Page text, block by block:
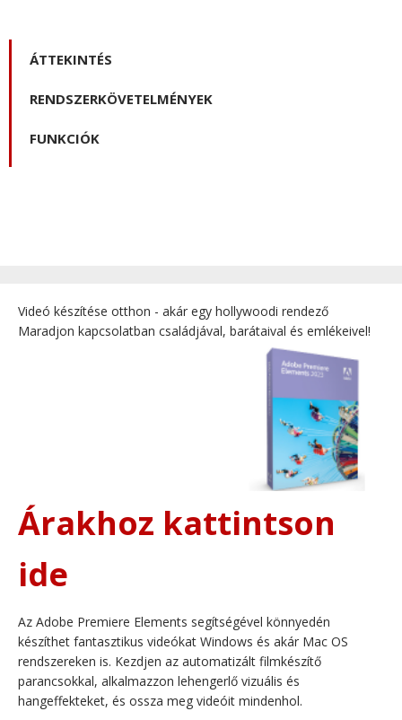
ÁTTEKINTÉS
RENDSZERKÖVETELMÉNYEK
FUNKCIÓK
Videó készítése otthon - akár egy hollywoodi rendező
Maradjon kapcsolatban családjával, barátaival és emlékeivel!
Árakhoz kattintson
ide
Az Adobe Premiere Elements segítségével könnyedén
készíthet fantasztikus videókat Windows és akár Mac OS
rendszereken is. Kezdjen az automatizált filmkészítő
parancsokkal, alkalmazzon lehengerlő vizuális és
hangeffekteket, és ossza meg videóit mindenhol.